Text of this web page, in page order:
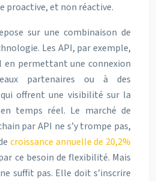
proactive, et non réactive.
sur une combinaison de
Les API, par exemple,
en permettant une connexion
partenaires ou à des
offrent une visibilité sur la
temps réel. Le marché de
par API ne s’y trompe pas,
croissance annuelle de 20,2%
ce besoin de flexibilité. Mais
suffit pas. Elle doit s’inscrire